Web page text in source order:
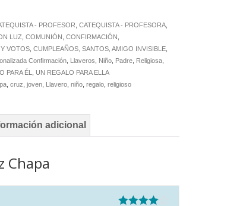
- PROFESOR ,CATEQUISTA - PROFESORA
LUZ ,COMUNIÓN ,CONFIRMACIÓN
VOTOS ,CUMPLEAÑOS, SANTOS, AMIGO INVISIBLE
Confirmación Llaveros Niño Padre Religiosa
PARA ÉL
UN REGALO PARA ELLA
,cruz ,joven Llavero ,niño ,regalo ,religioso
adicional
Chapa